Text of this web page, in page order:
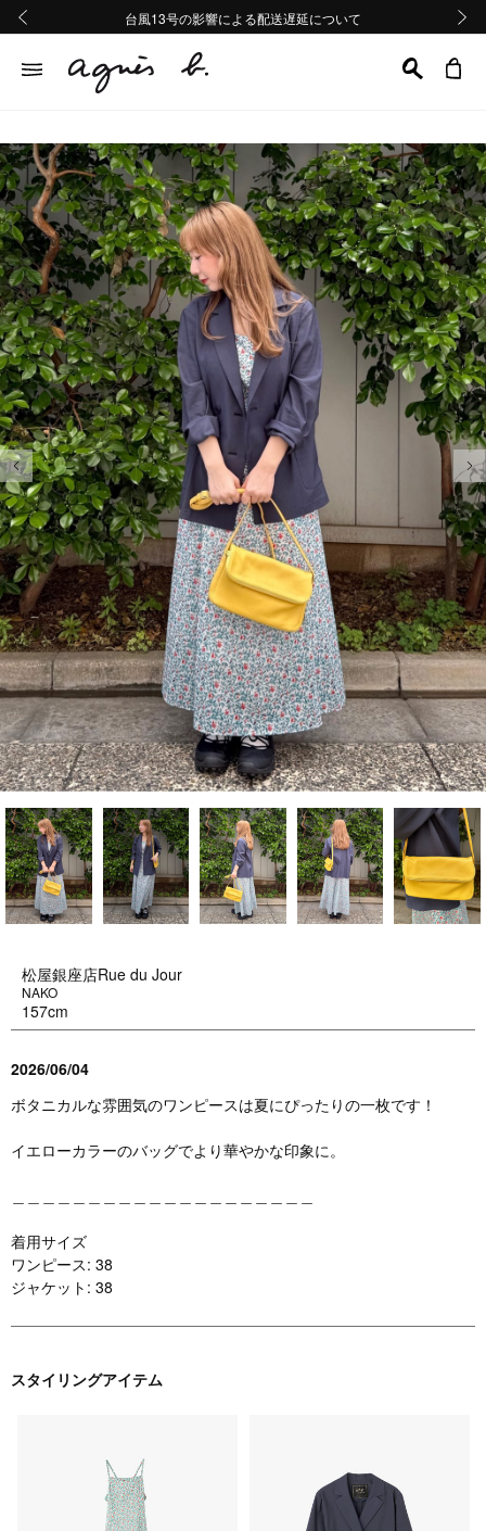
熊本地域地震の影響による配送遅延について
Summer Sale 2buy10%OFF!!
台風13号の影響による配送遅延について
熊本地域地震の影響による配送遅延について
Summer Sale 2buy10%OFF!!
前の画像 次
松屋銀座店Rue du Jour
NAKO
157cm
2026/06/04
ボタニカルな雰囲気のワンピースは夏にぴったりの一枚です！
イエローカラーのバッグでより華やかな印象に。
着用サイズ
ワンピース: 38
ジャケット: 38
スタイリングアイテム